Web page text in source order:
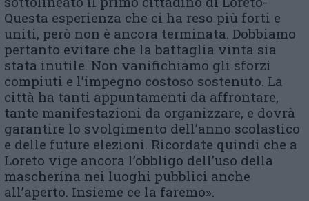
Questa esperienza che ci ha reso più forti e
uniti, però non è ancora terminata. Dobbiamo
pertanto evitare che la battaglia vinta sia
stata inutile. Non vanifichiamo gli sforzi
compiuti e l’impegno costoso sostenuto. La
città ha tanti appuntamenti da affrontare,
tante manifestazioni da organizzare, e dovrà
garantire lo svolgimento dell’anno scolastico
e delle future elezioni. Ricordate quindi che a
Loreto vige ancora l’obbligo dell’uso della
mascherina nei luoghi pubblici anche
all’aperto. Insieme ce la faremo».